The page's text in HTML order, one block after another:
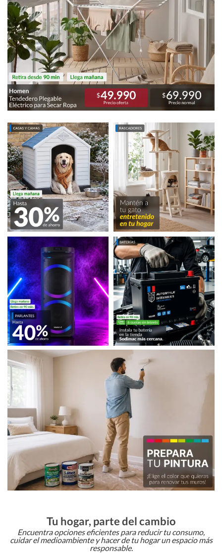
Tu hogar, parte del cambio
Encuentra opciones eficientes para reducir tu consumo,
cuidar el medioambiente y hacer de tu hogar un espacio más
responsable.